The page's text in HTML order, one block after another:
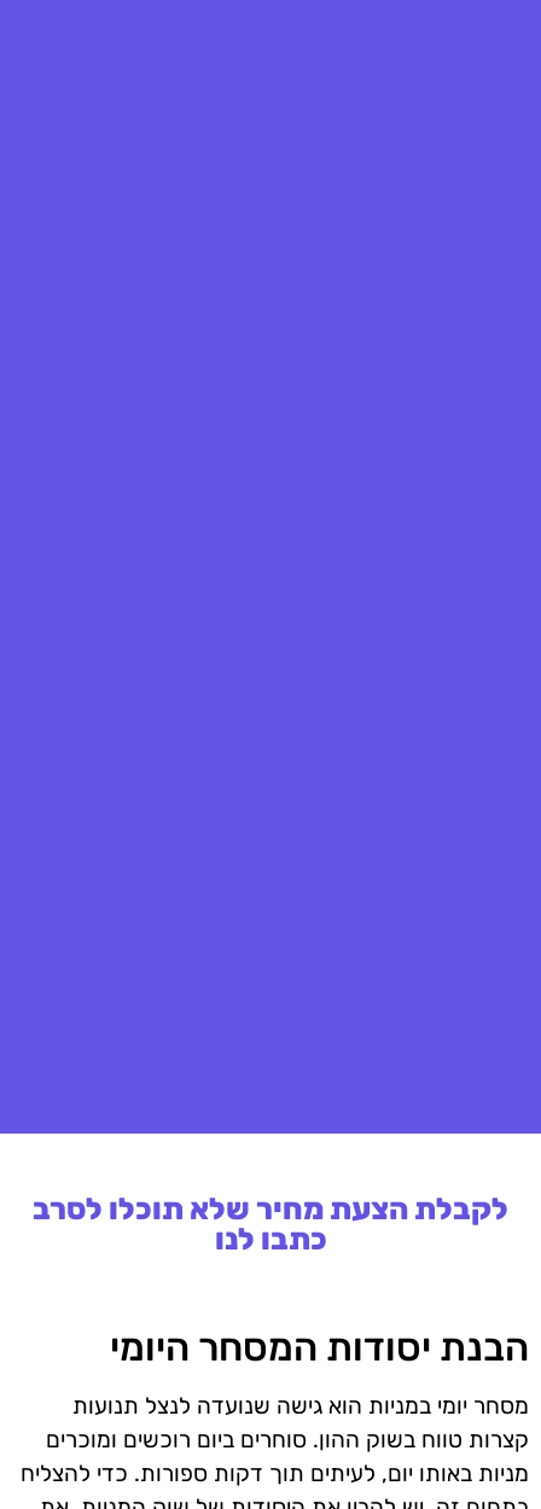
לקבלת הצעת מחיר שלא תוכלו לסרב
כתבו לנו
הבנת יסודות המסחר היומי
מסחר יומי במניות הוא גישה שנועדה לנצל תנועות
קצרות טווח בשוק ההון. סוחרים ביום רוכשים ומוכרים
מניות באותו יום, לעיתים תוך דקות ספורות. כדי להצליח